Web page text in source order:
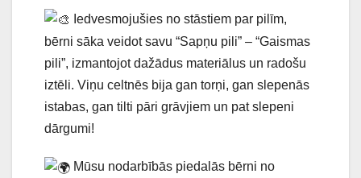
Iedvesmojušies no stāstiem par pilīm,
bērni sāka veidot savu “Sapņu pili” – “Gaismas
pili”, izmantojot dažādus materiālus un radošu
iztēli. Viņu celtnēs bija gan torņi, gan slepenās
istabas, gan tilti pāri grāvjiem un pat slepeni
dārgumi!
Mūsu nodarbībās piedalās bērni no